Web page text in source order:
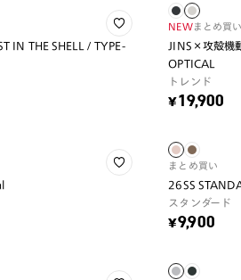
IN THE SHELL / TYPE-
NEWまとめ買い
JINS×攻殻機
OPTICAL
トレンド
¥19,900
まとめ買い
26SS
スタンダード
¥9,900